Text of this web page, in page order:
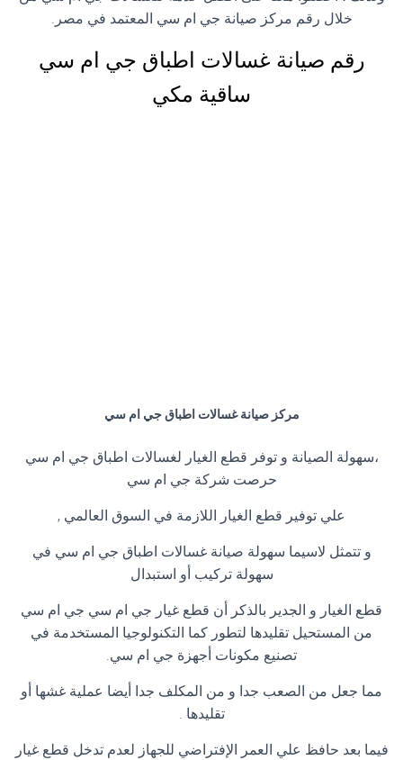
خلال رقم مركز صيانة جي ام سي المعتمد في مصر.
رقم صيانة غسالات اطباق جي ام سي
ساقية مكي
مركز صيانة غسالات اطباق جي ام سي
،سهولة الصيانة و توفر قطع الغيار لغسالات اطباق جي ام سي
حرصت شركة جي ام سي
علي توفير قطع الغيار اللازمة في السوق العالمي ,
و تتمثل لاسيما سهولة صيانة غسالات اطباق جي ام سي في
سهولة تركيب أو استبدال
قطع الغيار و الجدير بالذكر أن قطع غيار جي ام سي جي ام سي
من المستحيل تقليدها لتطور كما التكنولوجيا المستخدمة في
تصنيع مكونات أجهزة جي ام سي.
مما جعل من الصعب جدا و من المكلف جدا أيضا عملية غشها أو
تقليدها .
فيما بعد حافظ علي العمر الإفتراضي للجهاز لعدم تدخل قطع غيار